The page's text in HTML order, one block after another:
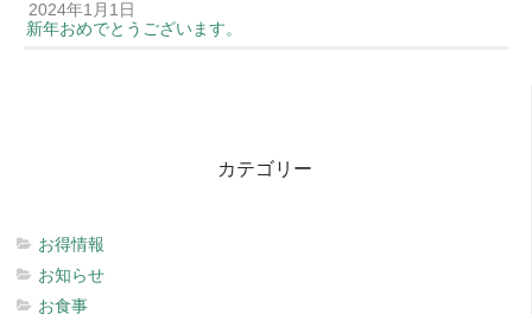
2024年1月1日
新年おめでとうございます。
カテゴリー
お得情報
お知らせ
お食事